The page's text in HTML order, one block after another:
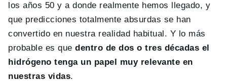
los años 50 y a donde realmente hemos llegado, y
que predicciones totalmente absurdas se han
convertido en nuestra realidad habitual. Y lo más
probable es quedentro de dos o tres décadas el
hidrógeno tenga un papel muy relevante en
nuestras vidas.